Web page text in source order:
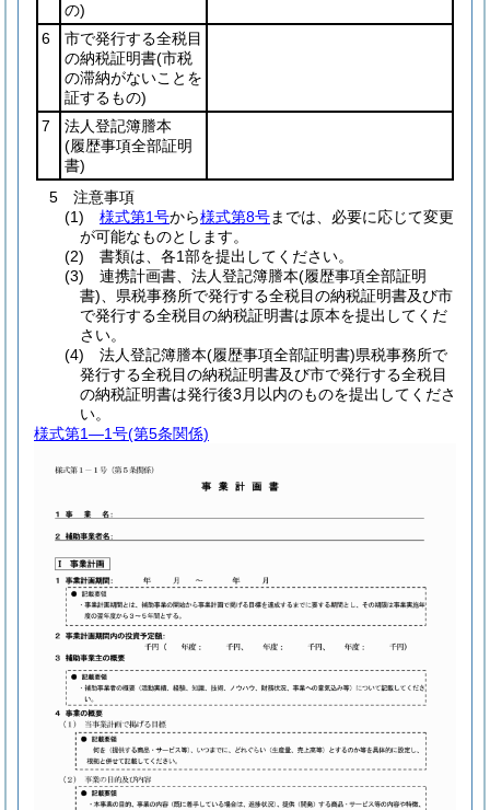
の)
6
市で発行する全税目
の納税証明書(市税
の滞納がないことを
証するもの)
7
法人登記簿謄本
(履歴事項全部証明
書)
5 注意事項
(1) 様式第1号から様式第8号までは、必要に応じて変更
が可能なものとします。
(2) 書類は、各1部を提出してください。
(3) 連携計画書、法人登記簿謄本(履歴事項全部証明
書)、県税事務所で発行する全税目の納税証明書及び市
で発行する全税目の納税証明書は原本を提出してくだ
さい。
(4) 法人登記簿謄本(履歴事項全部証明書)県税事務所で
発行する全税目の納税証明書及び市で発行する全税目
の納税証明書は発行後3月以内のものを提出してくださ
い。
様式第1―1号(第5条関係)